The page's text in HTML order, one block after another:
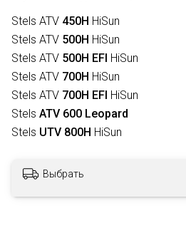
Stels ATV 450H HiSun
Stels ATV 500H HiSun
Stels ATV 500H EFI HiSun
Stels ATV 700H HiSun
Stels ATV 700H EFI HiSun
Stels ATV 600 Leopard
Stels UTV 800H HiSun
Выбрать